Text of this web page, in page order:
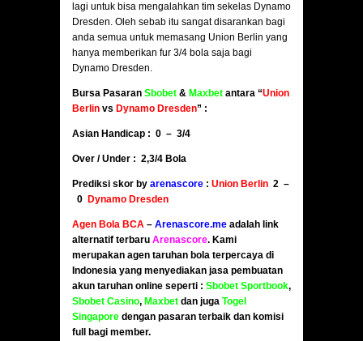
lagi untuk bisa mengalahkan tim sekelas Dynamo
Dresden. Oleh sebab itu sangat disarankan bagi
anda semua untuk memasang Union Berlin yang
hanya memberikan fur 3/4 bola saja bagi
Dynamo Dresden.
Bursa Pasaran Sbobet & Maxbet antara “Union
Berlin vs Dynamo Dresden” :
Asian Handicap : 0 – 3/4
Over / Under : 2,3/4 Bola
Prediksi skor by arenascore : Union Berlin 2 –
0 Dynamo Dresden
Agen Bola BCA – Arenascore.me adalah link
alternatif terbaru Arenascore. Kami
merupakan agen taruhan bola terpercaya di
Indonesia yang menyediakan jasa pembuatan
akun taruhan online seperti : Sbobet Sportbook,
Sbobet Casino, Maxbet dan juga Togel
Singapore dengan pasaran terbaik dan komisi
full bagi member.